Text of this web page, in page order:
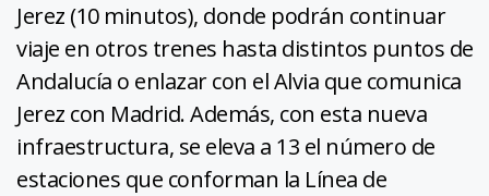
Jerez (10 minutos), donde podrán continuar
viaje en otros trenes hasta distintos puntos de
Andalucía o enlazar con el Alvia que comunica
Jerez con Madrid. Además, con esta nueva
infraestructura, se eleva a 13 el número de
estaciones que conforman la Línea de